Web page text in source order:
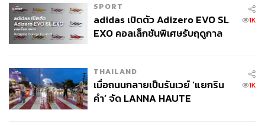
SPORT
adidas เปิดตัว Adizero EVO SL
EXO คอลเล็กชันพิเศษรับฤดูกาล
1K
THAILAND
เมื่อถนนกลายเป็นรันเวย์ ‘แยกริน
คำ’ จัด LANNA HAUTE
1K